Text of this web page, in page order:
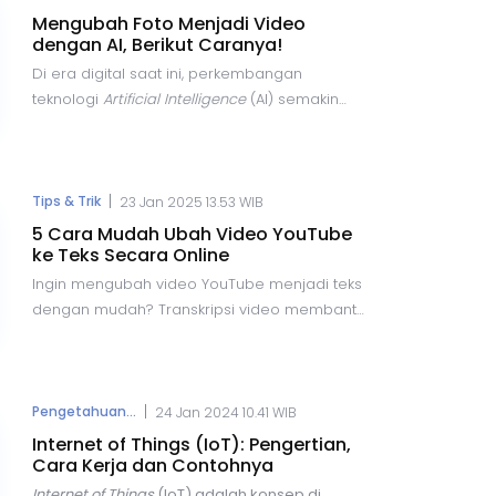
Mengubah Foto Menjadi Video
dengan AI, Berikut Caranya!
Di era digital saat ini, perkembangan
teknologi Artificial Intelligence(AI) semakin
kemampuan untuk mengubah foto menjadi
video dengan bantuan AI.
Tips & Trik 23 Jan 2025 13.53 WIB
5 Cara Mudah Ubah Video YouTube
ke Teks Secara Online
Ingin mengubah video YouTube menjadi teks
dengan mudah? Transkripsi video membantu
dengan cepat dan akurat, menggunakan
berbagai alat yang tersedia secara gratis
maupun berbayar.
Pengetahuan... 24 Jan 2024 10.41 WIB
Internet of Things (IoT): Pengertian,
Cara Kerja dan Contohnya